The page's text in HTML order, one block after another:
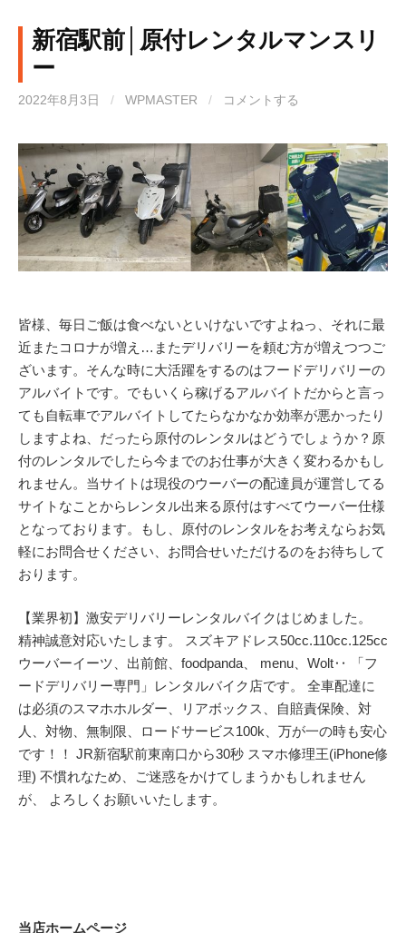
新宿駅前│原付レンタルマンスリ
ー
2022年8月3日 / WPMASTER / コメントする
皆様、毎日ご飯は食べないといけないですよねっ、それに最
近またコロナが増え…またデリバリーを頼む方が増えつつご
ざいます。そんな時に大活躍をするのはフードデリバリーの
アルバイトです。でもいくら稼げるアルバイトだからと言っ
ても自転車でアルバイトしてたらなかなか効率が悪かったり
しますよね、だったら原付のレンタルはどうでしょうか？原
付のレンタルでしたら今までのお仕事が大きく変わるかもし
れません。当サイトは現役のウーバーの配達員が運営してる
サイトなことからレンタル出来る原付はすべてウーバー仕様
となっております。もし、原付のレンタルをお考えならお気
軽にお問合せください、お問合せいただけるのをお待ちして
おります。
【業界初】激安デリバリーレンタルバイクはじめました。
精神誠意対応いたします。 スズキアドレス50cc.110cc.125cc
ウーバーイーツ、出前館、foodpanda、 menu、Wolt‥ 「フ
ードデリバリー専門」レンタルバイク店です。 全車配達に
は必須のスマホホルダー、リアボックス、自賠責保険、対
人、対物、無制限、ロードサービス100k、万が一の時も安心
です！！ JR新宿駅前東南口から30秒 スマホ修理王(iPhone修
理) 不慣れなため、ご迷惑をかけてしまうかもしれません
が、 よろしくお願いいたします。
当店ホームページ